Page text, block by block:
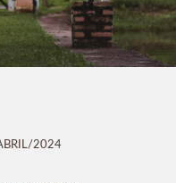
2024